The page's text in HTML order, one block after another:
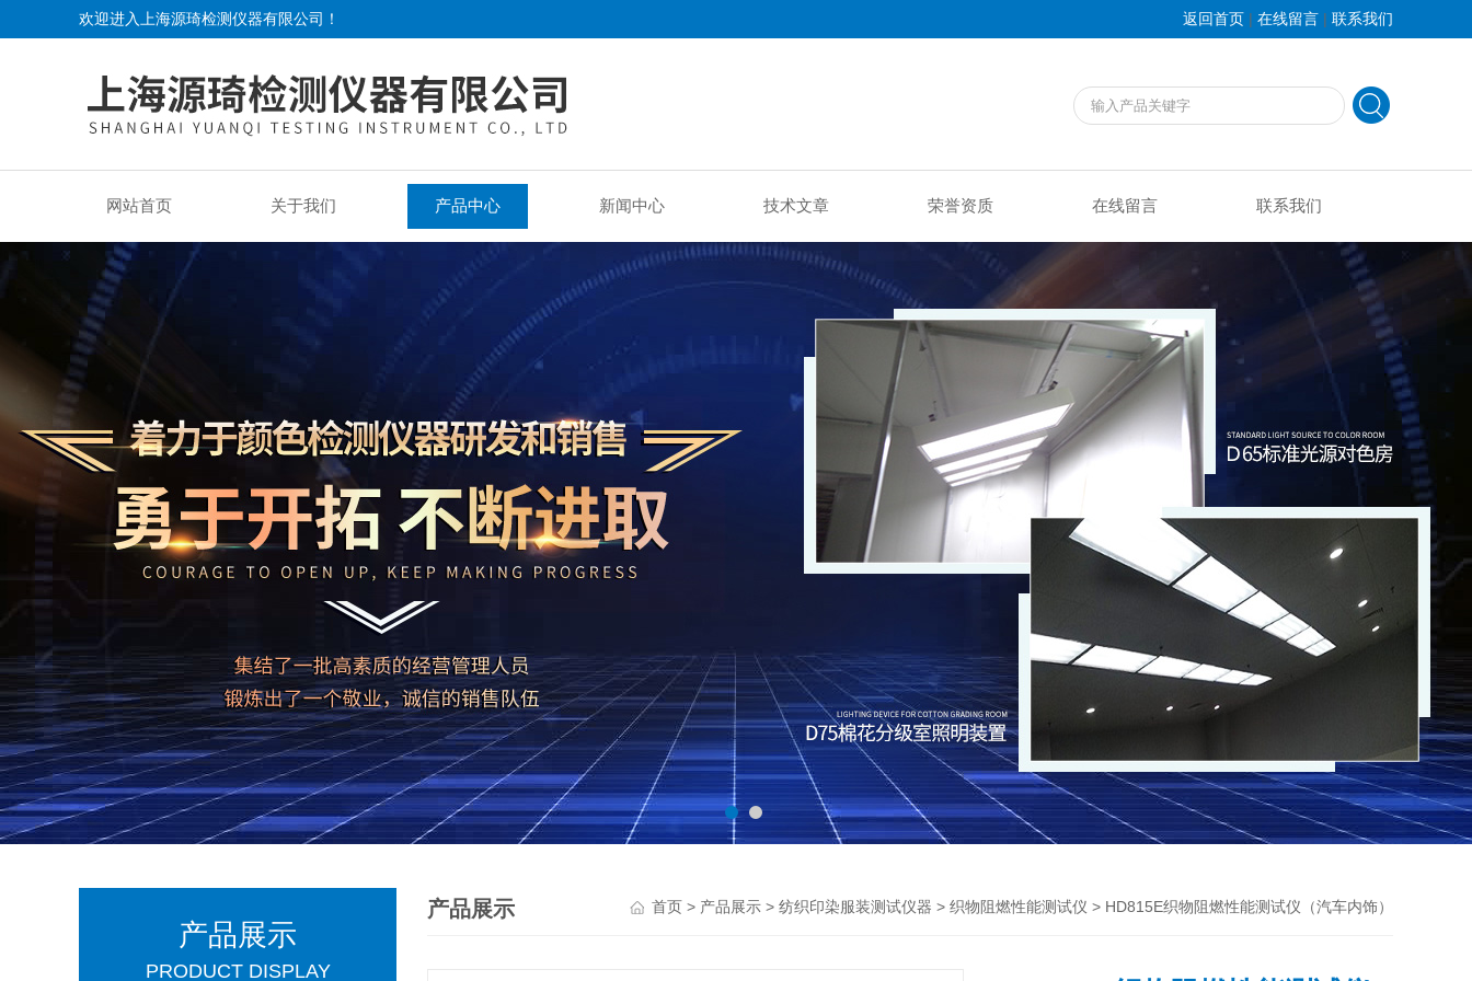
欢迎进入上海源琦检测仪器有限公司！ 返回首页 | 在线留言 | 联系我们
网站首页 关于我们 产品中心 新闻中心 技术文章 荣誉资质 在线留言 联系我们
产品展示
PRODUCT DISPLAY
产品展示 首页 > 产品展示 > 纺织印染服装测试仪器 > 织物阻燃性能测试仪 > HD815E织物阻燃性能测试仪（汽车内饰）